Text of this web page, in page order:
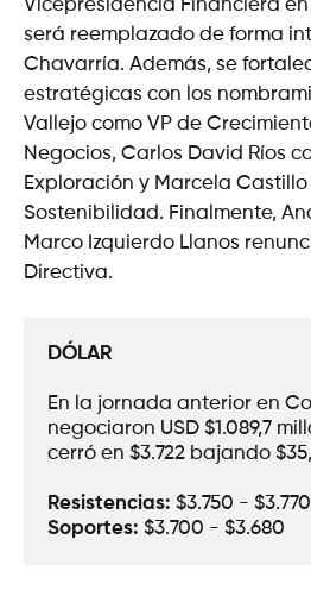
Vicepresidencia Financiera
será reemplazado de forma
Chavarría. Además, se
estratégicas con los
Vallejo como VP de
Negocios, Carlos David Ríos
Exploración y Marcela Castillo
Sostenibilidad. Finalmente,
Marco Izquierdo Llanos
Directiva.
DÓLAR
En la jornada anterior en
negociaron USD $1.089,7
cerró en $3.722 bajando
Resistencias: $3.750 - $3.770
Soportes: $3.700 - $3.680